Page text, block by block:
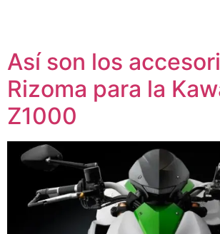
Así son los
Rizoma para la
Z1000